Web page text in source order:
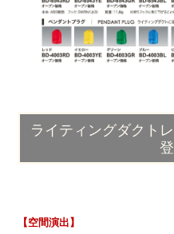
ライティングダクト
【空間演出】